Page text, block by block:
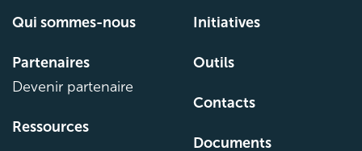
Qui sommes-nous
Partenaires
Devenir partenaire
Ressources
Initiatives
Outils
Contacts
Documents